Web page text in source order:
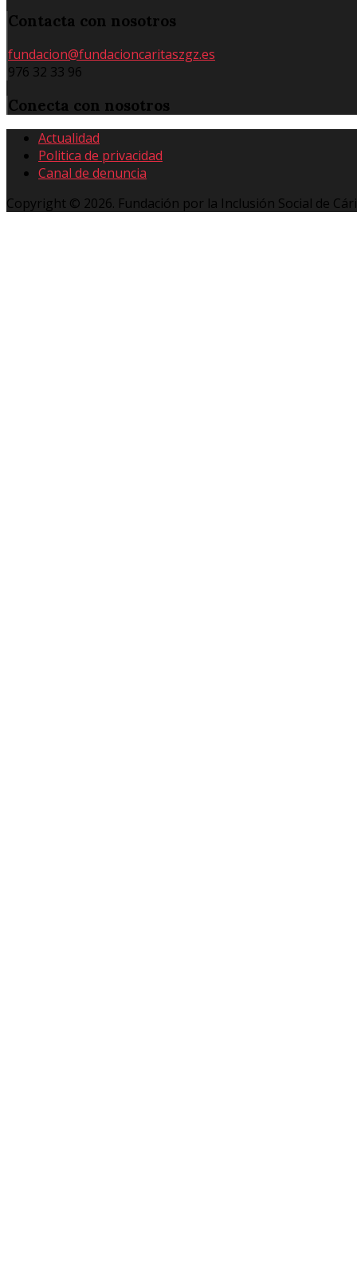
Contacta con nosotros
fundacion@fundacioncaritaszgz.es
976 32 33 96
Conecta con nosotros
Actualidad
Politica de privacidad
Canal de denuncia
Copyright © 2026. Fundación por la Inclusión Social de